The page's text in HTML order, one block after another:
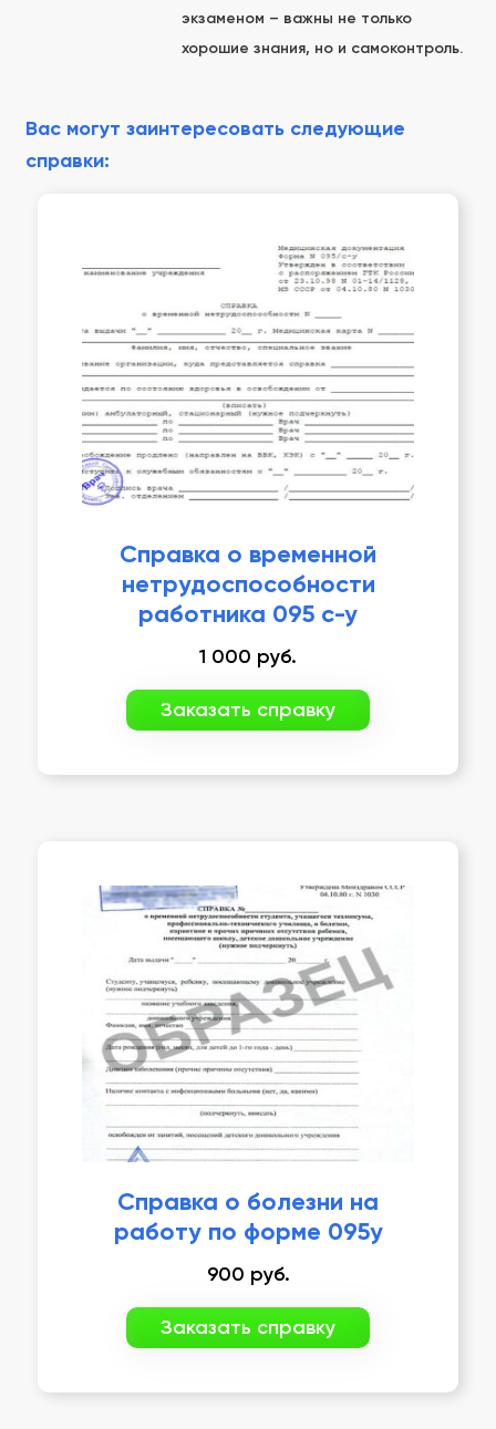
экзаменом – важны не только
хорошие знания, но и самоконтроль.
Вас могут заинтересовать следующие
справки:
Справка о временной
нетрудоспособности
работника 095 с-у
1 000 руб.
Заказать справку
Справка о болезни на
работу по форме 095у
900 руб.
Заказать справку